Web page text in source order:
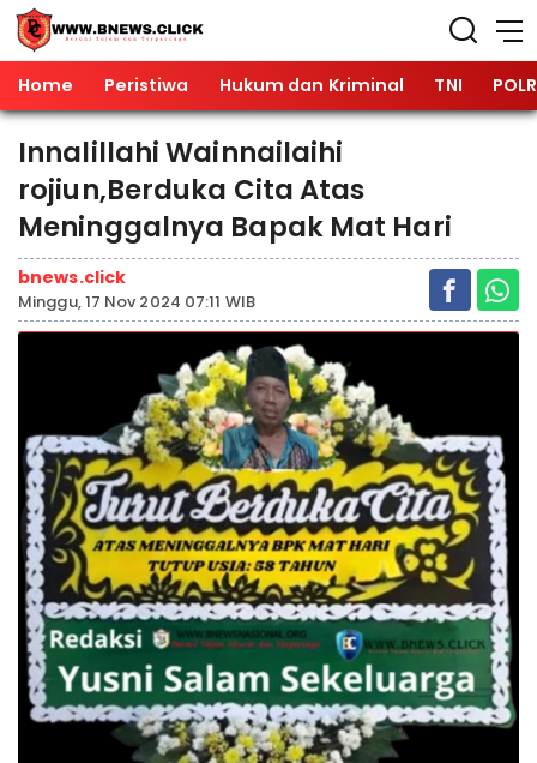
Home Peristiwa Hukum dan Kriminal TNI
Innalillahi Wainnailaihi
rojiun,Berduka Cita Atas
Meninggalnya Bapak Mat Hari
bnews.click
Minggu, 17 Nov 2024 07:11 WIB